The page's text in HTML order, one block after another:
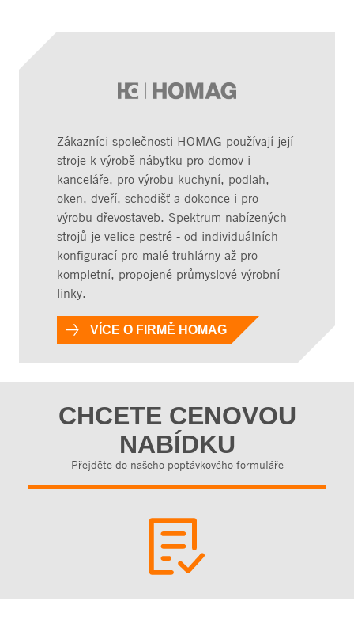
Zákazníci společnosti HOMAG používají její
stroje k výrobě nábytku pro domov i
kanceláře, pro výrobu kuchyní, podlah,
oken, dveří, schodišť a dokonce i pro
výrobu dřevostaveb. Spektrum nabízených
strojů je velice pestré - od individuálních
konfigurací pro malé truhlárny až pro
kompletní, propojené průmyslové výrobní
linky.
VÍCE O FIRMĚ HOMAG
CHCETE CENOVOU
NABÍDKU
Přejděte do našeho poptávkového formuláře